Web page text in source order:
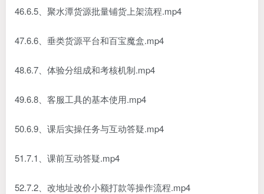
46.6.5、聚水潭货源批量铺货上架流程.mp4
47.6.6、垂类货源平台和百宝魔盒.mp4
48.6.7、体验分组成和考核机制.mp4
49.6.8、客服工具的基本使用.mp4
50.6.9、课后实操任务与互动答疑.mp4
51.7.1、课前互动答疑.mp4
52.7.2、改地址改价小额打款等操作流程.mp4